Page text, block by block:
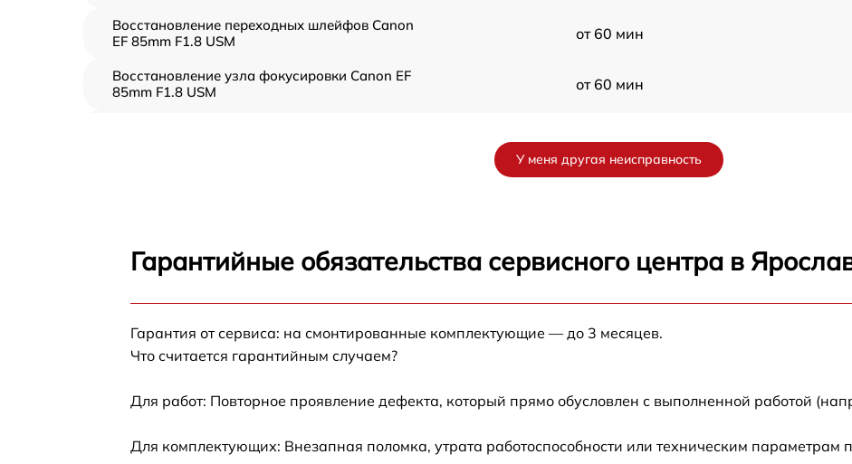
Восстановление переходных шлейфов Canon
EF 85mm F1.8 USM
от 60 мин
Восстановление узла фокусировки Canon EF
85mm F1.8 USM
от 60 мин
Обновление ПО Canon EF 85mm F1.8 USM от 60 мин
USM
от 60 мин
У меня другая неисправность
Гарантийные обязательства сервисного центра в
Гарантия от сервиса: на смонтированные комплектующие — до 3 месяцев.
Что считается гарантийным случаем?
Для работ: Повторное проявление дефекта, который прямо обусловлен с выполненной работой
Для комплектующих: Внезапная поломка, утрата работоспособности или техническим параметрам